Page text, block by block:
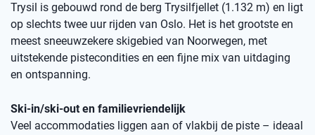
Trysil is gebouwd rond de berg Trysilfjellet (1.132 m) en ligt
op slechts twee uur rijden van Oslo. Het is het grootste en
meest sneeuwzekere skigebied van Noorwegen, met
uitstekende pistecondities en een fijne mix van uitdaging
en ontspanning.
Ski-in/ski-out en familievriendelijk
Veel accommodaties liggen aan of vlakbij de piste – ideaal